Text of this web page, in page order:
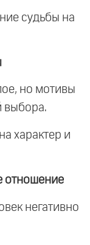
судьбы на
но мотивы
выбора.
характер и
отношение
негативно